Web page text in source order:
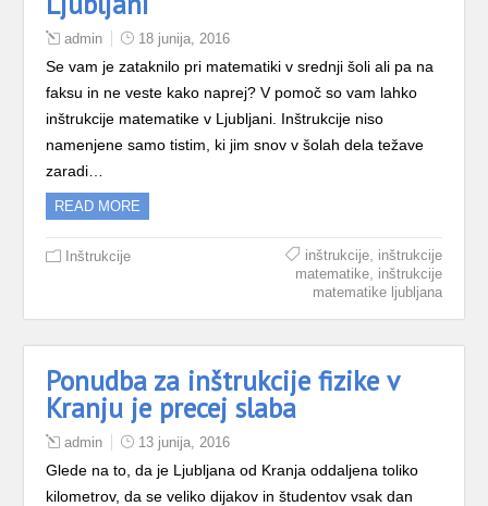
admin 18 junija, 2016
Se vam je zataknilo pri matematiki v srednji šoli ali pa na
faksu in ne veste kako naprej? V pomoč so vam lahko
inštrukcije matematike v Ljubljani. Inštrukcije niso
namenjene samo tistim, ki jim snov v šolah dela težave
zaradi…
READ MORE
Inštrukcije inštrukcije, inštrukcije
matematike, inštrukcije
matematike ljubljana
Ponudba za inštrukcije fizike v
Kranju je precej slaba
admin 13 junija, 2016
Glede na to, da je Ljubljana od Kranja oddaljena toliko
kilometrov, da se veliko dijakov in študentov vsak dan